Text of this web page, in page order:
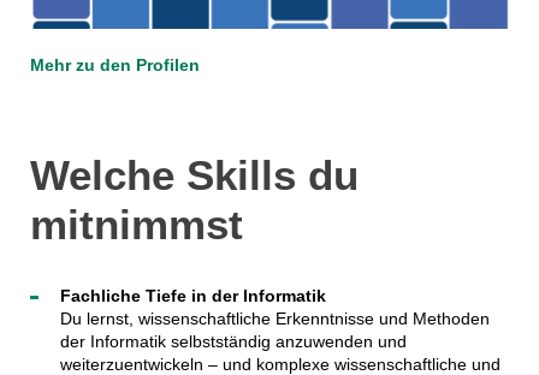
Mehr zu den Profilen
Welche Skills du
mitnimmst
Fachliche Tiefe in der Informatik
Du lernst, wissenschaftliche Erkenntnisse und Methoden
der Informatik selbstständig anzuwenden und
weiterzuentwickeln – und komplexe wissenschaftliche und